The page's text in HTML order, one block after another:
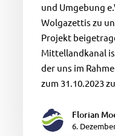
und Umgebung
Wolgazettis zu
Projekt
Mittellandkanal
der uns im
zum 31.10.2023
Florian
6.